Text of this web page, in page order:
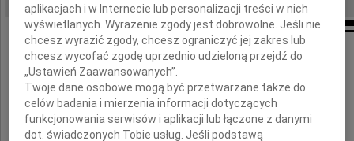
Z głębokim smutkiem i żalem
przyjęliśmy wiadomość o śmierci
aplikacjach i w Internecie lub personalizacji treści w nich
wyświetlanych. Wyrażenie zgody jest dobrowolne. Jeśli nie
chcesz wyrazić zgody, chcesz ograniczyć jej zakres lub
chcesz wycofać zgodę uprzednio udzieloną przejdź do
„Ustawień Zaawansowanych”.
Twoje dane osobowe mogą być przetwarzane także do
celów badania i mierzenia informacji dotyczących
funkcjonowania serwisów i aplikacji lub łączone z danymi
dot. świadczonych Tobie usług. Jeśli podstawą